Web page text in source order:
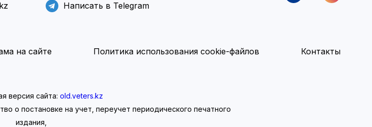
Написать в Telegram
на сайте Политика использования cookie-файлов Контакты
версия сайта: old.veters.kz
о постановке на учет, переучет периодического печатного
издания,